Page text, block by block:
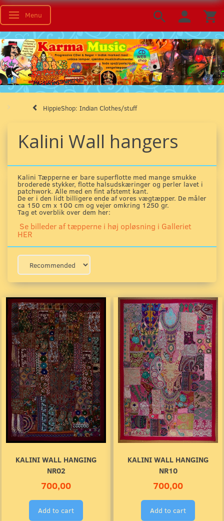
Toggle navigation
Menu
HippieShop: Indian Clothes/stuff
Kalini Wall hangers
Kalini Tæpperne er bare superflotte med mange smukke
broderede stykker, flotte halsudskæringer og perler lavet i
patchwork. Alle med en fint afstemt kant.
De er i den lidt billigere ende af vores vægtæpper. De måler
ca 150 cm x 100 cm og vejer omkring 1250 gr.
Tag et overblik over dem her:
Se billeder af tæpperne i høj opløsning i Galleriet
HER
KALINI WALL HANGING
NR02
700,00
Add to cart
KALINI WALL HANGING
NR10
700,00
Add to cart